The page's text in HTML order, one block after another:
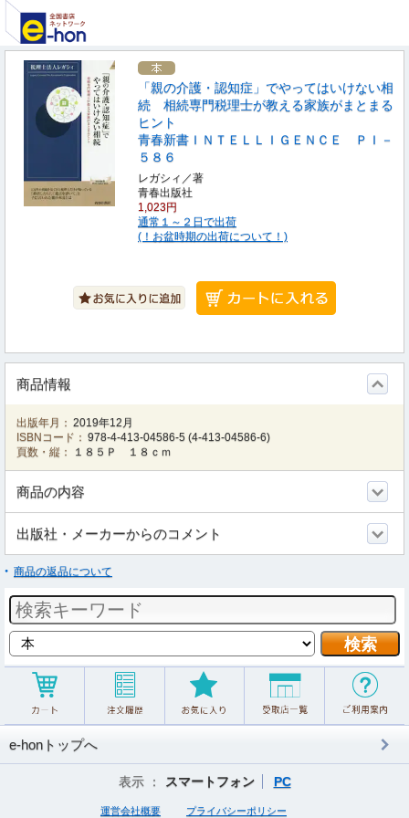
「親の介護・認知症」でやってはいけない相
続 相続専門税理士が教える家族がまとまる
ヒント
青春新書ＩＮＴＥＬＬＩＧＥＮＣＥ ＰＩ－
５８６
レガシィ／著
青春出版社
1,023円
通常１～２日で出荷
(！お盆時期の出荷について！)
商品情報
出版年月： 2019年12月
ISBNコード： 978-4-413-04586-5 (4-413-04586-6)
頁数・縦：
１８５Ｐ １８ｃｍ
商品の内容
出版社・メーカーからのコメント
商品の返品について
e-honトップへ
表示 ： スマートフォン PC
運営会社概要 プライバシーポリシー